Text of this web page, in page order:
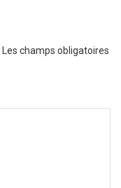
Les champs obligatoires